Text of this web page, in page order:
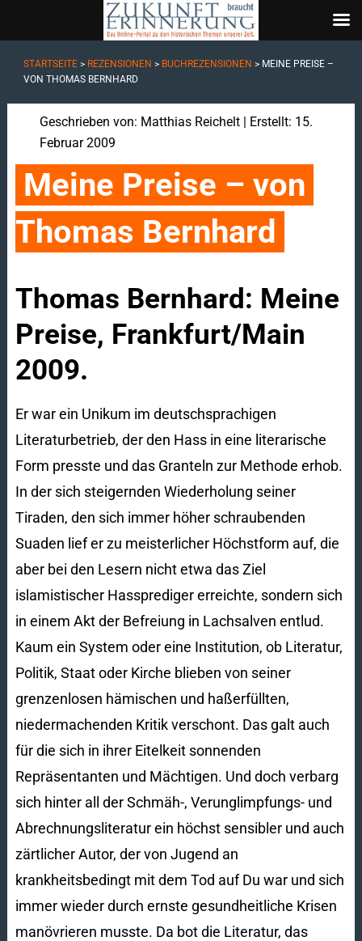
STARTSEITE> REZENSIONEN > BUCHREZENSIONEN > MEINE PREISE –
VON THOMAS BERNHARD
Geschrieben von: Matthias Reichelt| Erstellt: 15.
Februar 2009
Meine Preise – von
Thomas Bernhard
Thomas Bernhard: Meine
Preise, Frankfurt/Main
2009.
Er war ein Unikum im deutschsprachigen
Literaturbetrieb, der den Hass in eine literarische
Form presste und das Granteln zur Methode erhob.
In der sich steigernden Wiederholung seiner
Tiraden, den sich immer höher schraubenden
Suaden lief er zu meisterlicher Höchstform auf, die
aber bei den Lesern nicht etwa das Ziel
islamistischer Hassprediger erreichte, sondern sich
in einem Akt der Befreiung in Lachsalven entlud.
Kaum ein System oder eine Institution, ob Literatur,
Politik, Staat oder Kirche blieben von seiner
grenzenlosen hämischen und haßerfüllten,
niedermachenden Kritik verschont. Das galt auch
für die sich in ihrer Eitelkeit sonnenden
Repräsentanten und Mächtigen. Und doch verbarg
sich hinter all der Schmäh-, Verunglimpfungs- und
Abrechnungsliteratur ein höchst sensibler und auch
zärtlicher Autor, der von Jugend an
krankheitsbedingt mit dem Tod auf Du war und sich
immer wieder durch ernste gesundheitliche Krisen
manövrieren musste. Da bot die Literatur, das